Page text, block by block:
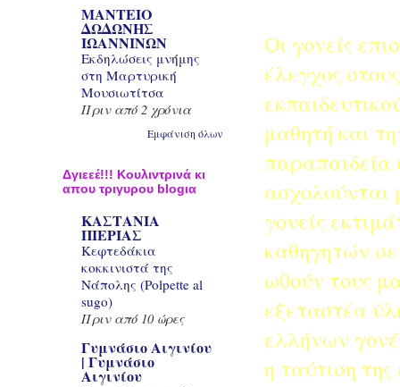
Οι γονείς
έλεγχος
μαθητή και
παραπαιδεία
ασχολούνται
γονείς
καθηγητών
ωθούν τους
εξεταστέα
ελλήνων
η ταύτιση
ΜΑΝΤΕΙΟ
ΔΩΔΩΝΗΣ
ΙΩΑΝΝΙΝΩΝ
Εκδηλώσεις μνήμης
στη Μαρτυρική
Μουσιωτίτσα
Πριν από 2 χρόνια
Εμφάνιση όλων
Δγιεεέ!!! Κουλιντρινά κι
απου τριγυρου blogια
ΚΑΣΤΑΝΙΑ
ΠΙΕΡΙΑΣ
Κεφτεδάκια
κοκκινιστά της
Νάπολης (Polpette al
sugo)
Πριν από 10 ώρες
Γυμνάσιο Αιγινίου
| Γυμνάσιο
Αιγινίου